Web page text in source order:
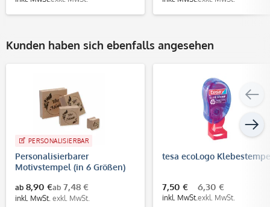
Kunden haben sich ebenfalls angesehen
PERSONALISIERBAR
Personalisierbarer
Motivstempel (in 6 Größen)
ab 8,90 €
inkl. MwSt.
ab 7,48 €
exkl. MwSt.
tesa ecoLogo
7,50 €
inkl. MwSt.
6,30 €
exkl. MwSt.